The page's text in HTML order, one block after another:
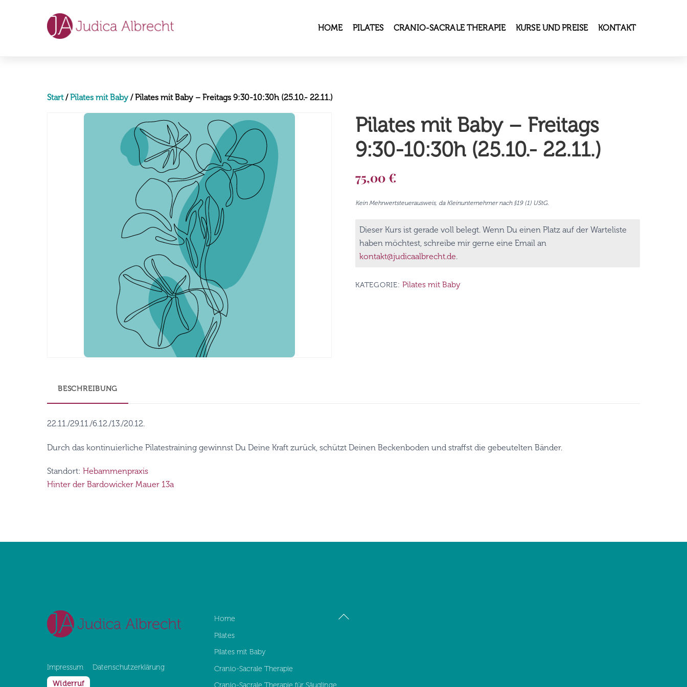
HOME PILATES CRANIO-SACRALE THERAPIE KURSE UND PREISE KONTAKT
Start/Pilates mit Baby / Pilates mit Baby – Freitags 9:30-10:30h (25.10.- 22.11.)
Pilates mit Baby – Freitags
9:30-10:30h (25.10.- 22.11.)
75,00€
Kein Mehrwertsteuerausweis, da Kleinunternehmer nach §19 (1) UStG.
Dieser Kurs ist gerade voll belegt. Wenn Du einen Platz auf der Warteliste
haben möchtest, schreibe mir gerne eine Email an
kontakt@judicaalbrecht.de.
KATEGORIE:Pilates mit Baby
BESCHREIBUNG
22.11./29.11./6.12./13./20.12.
Durch das kontinuierliche Pilatestraining gewinnst Du Deine Kraft zurück, schützt Deinen Beckenboden und straffst die gebeutelten Bänder.
Standort: Hebammenpraxis
Hinter der Bardowicker Mauer 13a
Back
Impressum
Datenschutz­erklärung
Widerruf
Home
Pilates
Pilates mit Baby
Cranio-Sacrale Therapie